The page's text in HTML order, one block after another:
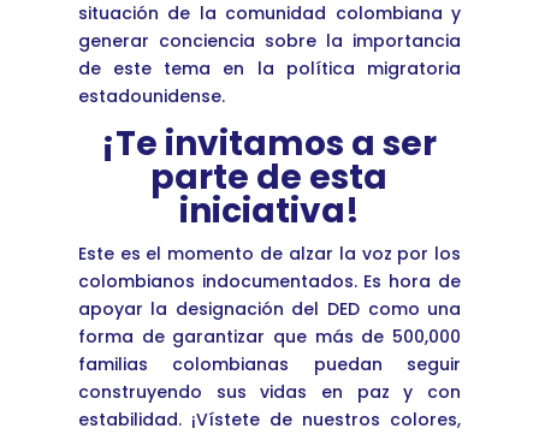
situación de la comunidad colombiana y
generar conciencia sobre la importancia
de este tema en la política migratoria
estadounidense.
¡Te invitamos a ser
parte de esta
iniciativa!
Este es el momento de alzar la voz por los
colombianos indocumentados. Es hora de
apoyar la designación del DED como una
forma de garantizar que más de 500,000
familias colombianas puedan seguir
construyendo sus vidas en paz y con
estabilidad. ¡Vístete de nuestros colores,